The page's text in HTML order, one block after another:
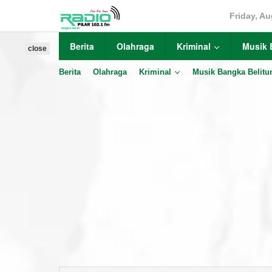
content
Friday,
Berita Olahraga Kriminal Musik
Berita Olahraga Kriminal Musik Bangka
close